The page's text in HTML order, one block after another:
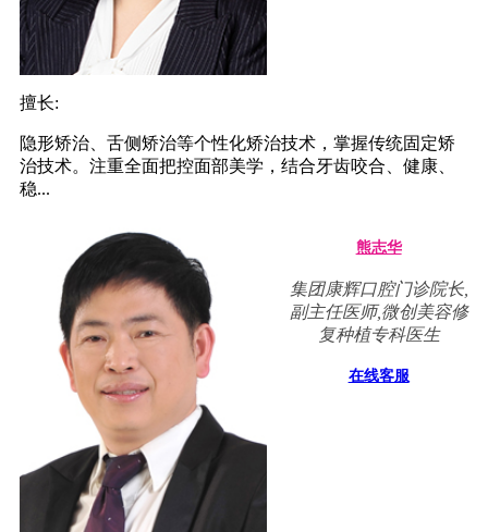
擅长:
隐形矫治、舌侧矫治等个性化矫治技术，掌握传统固定矫
治技术。注重全面把控面部美学，结合牙齿咬合、健康、
稳...
熊志华
集团康辉口腔门诊院长,
副主任医师,微创美容修
复种植专科医生
在线客服